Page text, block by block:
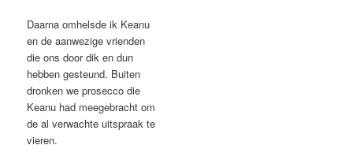
Daarna omhelsde ik Keanu
en de aanwezige vrienden
die ons door dik en dun
hebben gesteund. Buiten
dronken we prosecco die
Keanu had meegebracht om
de al verwachte uitspraak te
vieren.